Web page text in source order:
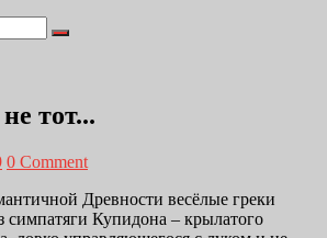
тот...
0 Comment
Древности весёлые греки
симпатяги Купидона – крылатого